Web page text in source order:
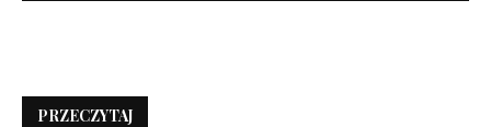
PRZECZYTAJ